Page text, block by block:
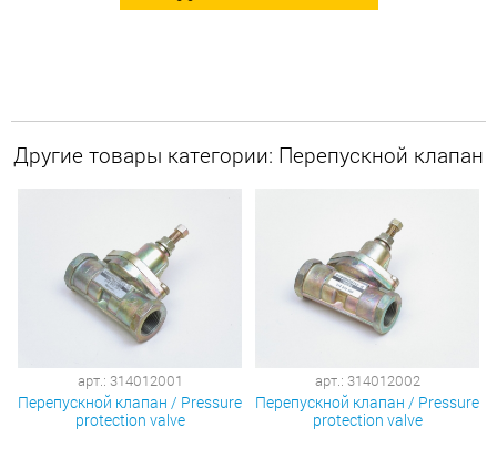
Другие товары категории: Перепускной клапан
арт.: 314012001
Перепускной клапан / Pressure
protection valve
арт.: 314012002
Перепускной клапан / Pressure
protection valve